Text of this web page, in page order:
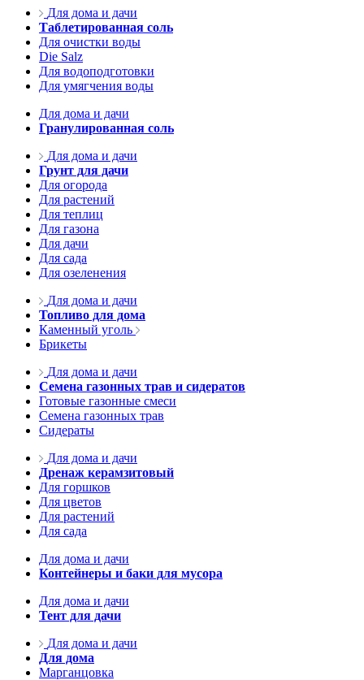
Для дома и дачи
Таблетированная соль
Для очистки воды
Die Salz
Для водоподготовки
Для умягчения воды
Для дома и дачи
Гранулированная соль
Для дома и дачи
Грунт для дачи
Для огорода
Для растений
Для теплиц
Для газона
Для дачи
Для сада
Для озеленения
Для дома и дачи
Топливо для дома
Каменный уголь
Брикеты
Для дома и дачи
Семена газонных трав и сидератов
Готовые газонные смеси
Семена газонных трав
Сидераты
Для дома и дачи
Дренаж керамзитовый
Для горшков
Для цветов
Для растений
Для сада
Для дома и дачи
Контейнеры и баки для мусора
Для дома и дачи
Тент для дачи
Для дома и дачи
Для дома
Марганцовка